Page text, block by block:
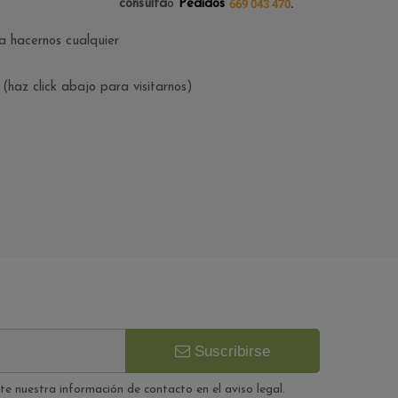
hacernos cualquier
consultao Pedidos 669 043 470.
click abajo para visitarnos)
Suscribirse
nuestra información de contacto en el aviso legal.